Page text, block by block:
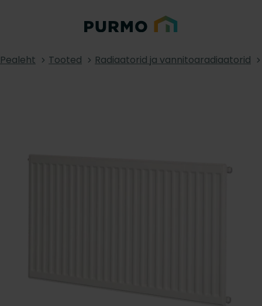
Pealeht Tooted Radiaatorid ja vannitoaradiaatorid